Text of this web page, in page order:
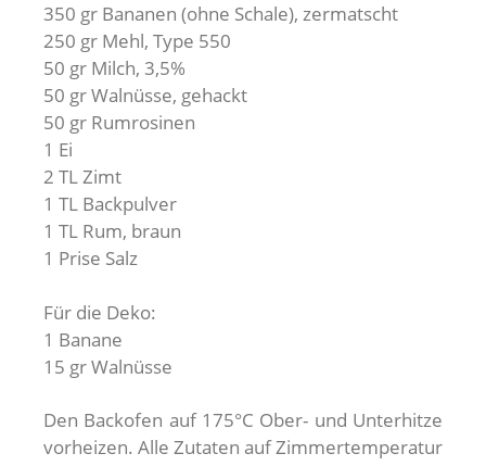
350 gr Bananen (ohne Schale), zermatscht
250 gr Mehl, Type 550
50 gr Milch, 3,5%
50 gr Walnüsse, gehackt
50 gr Rumrosinen
1 Ei
2 TL Zimt
1 TL Backpulver
1 TL Rum, braun
1 Prise Salz
Für die Deko:
1 Banane
15 gr Walnüsse
Den Backofen auf 175°C Ober- und Unterhitze
vorheizen. Alle Zutaten auf Zimmertemperatur